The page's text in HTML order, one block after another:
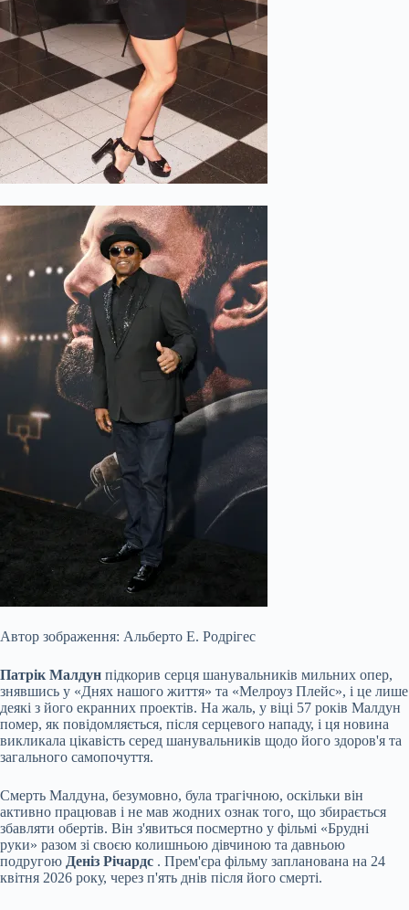
Автор зображення: Альберто Е. Родрігес
Патрік Малдун підкорив серця шанувальників мильних опер,
знявшись у «Днях нашого життя» та «Мелроуз Плейс», і це лише
деякі з його екранних проектів. На жаль, у віці 57 років Малдун
помер, як повідомляється, після серцевого нападу, і ця новина
викликала цікавість серед шанувальників щодо його здоров'я та
загального самопочуття.
Смерть Малдуна, безумовно, була трагічною, оскільки він
активно працював і не мав жодних ознак того, що збирається
збавляти обертів. Він з'явиться посмертно у фільмі «Брудні
руки» разом зі своєю колишньою дівчиною та давньою
подругою Деніз Річардс . Прем'єра фільму запланована на 24
квітня 2026 року, через п'ять днів після його смерті.